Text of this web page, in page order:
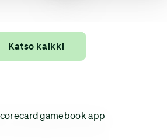
Katso kaikki